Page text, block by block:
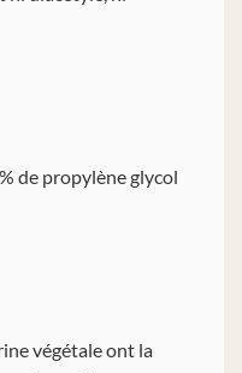
de propylène glycol
végétale ont la